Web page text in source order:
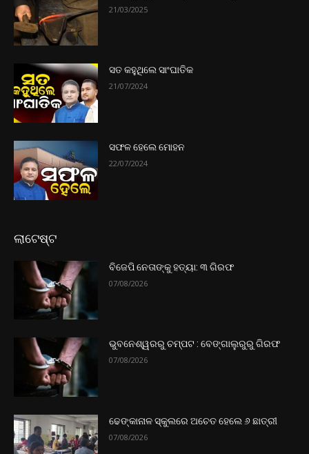
21/03/2025
ସତ କହୁଥିଲେ ସାଂଘାତିକ
21/07/2024
ସଫଳ ହେଲେ ମୋହନ
22/07/2024
ଲାଟେଷ୍ଟ
ବିଜେପି ନେତାଙ୍କୁ ହତ୍ୟା: ୩ ଗିରଫ
07/08/2026
ଭୁବନେଶ୍ୱରରୁ ଚମ୍ପଟ : ବେଙ୍ଗାଲୁରୁରୁ ଗିରଫ
07/08/2026
ଢେଙ୍କାନାଳ ସ୍କୁଲରେ ଅଚେତ ହେଲେ ୬ ଛାତ୍ରୀ
07/08/2026